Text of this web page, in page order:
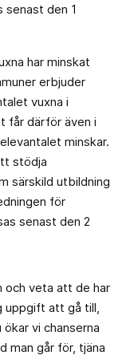
senast den 1
har minskat
erbjuder
vuxna i
får därför även i
minskar.
stödja
särskild utbildning
för
senast den 2
och veta att de har
uppgift att gå till,
vi chanserna
man går för, tjäna